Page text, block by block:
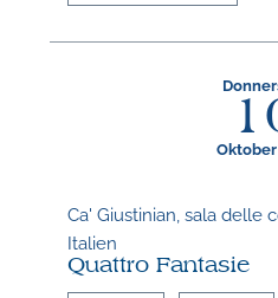
Oktober
Ca' Giustinian, sala delle
Italien
Quattro Fantasie